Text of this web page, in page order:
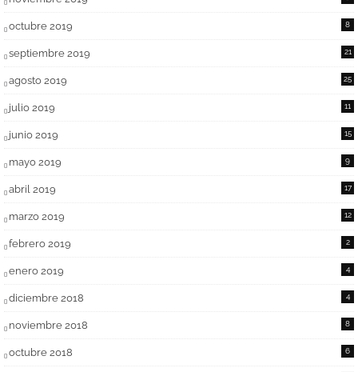
octubre 2019 8
septiembre 2019 21
agosto 2019 25
julio 2019 11
junio 2019 15
mayo 2019 9
abril 2019 17
marzo 2019 12
febrero 2019 2
enero 2019 4
diciembre 2018 4
noviembre 2018 8
octubre 2018 6